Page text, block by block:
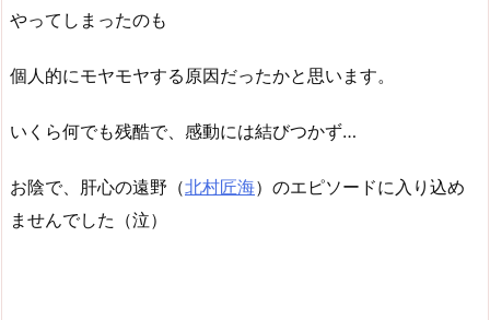
やってしまったのも
個人的にモヤモヤする原因だったかと思います。
いくら何でも残酷で、感動には結びつかず…
お陰で、肝心の遠野（北村匠海）のエピソードに入り込め
ませんでした（泣）